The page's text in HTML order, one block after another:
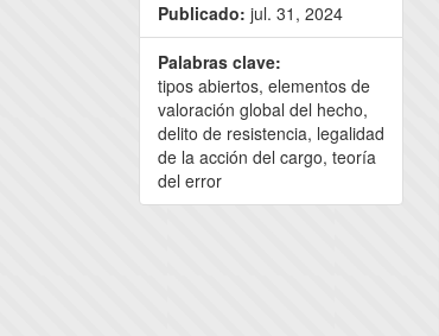
Publicado: jul. 31, 2024
Palabras clave:
tipos abiertos, elementos de
valoración global del hecho,
delito de resistencia, legalidad
de la acción del cargo, teoría
del error